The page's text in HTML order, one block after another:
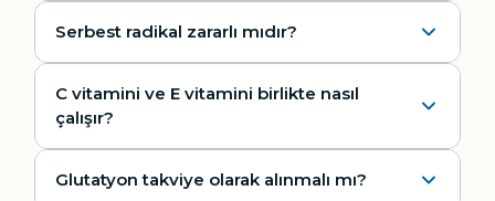
Serbest radikal zararlı mıdır?
C vitamini ve E vitamini birlikte nasıl
çalışır?
Glutatyon takviye olarak alınmalı mı?